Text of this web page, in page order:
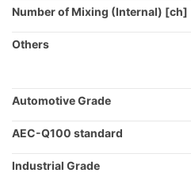
Number of Mixing (Internal) [ch]
Others
Automotive Grade
AEC-Q100 standard
Industrial Grade